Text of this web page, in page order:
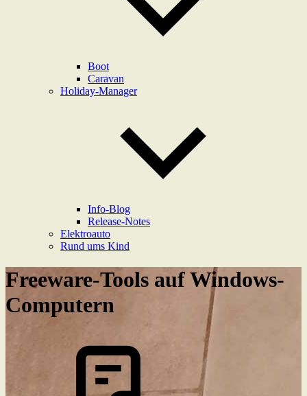
Boot
Caravan
Holiday-Manager
Info-Blog
Release-Notes
Elektroauto
Rund ums Kind
Freeware-Tools auf Windows-
Computern